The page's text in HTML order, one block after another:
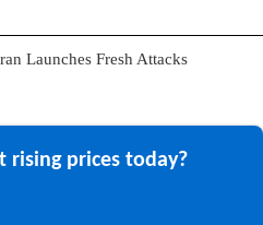
Launches Fresh Attacks
rising prices today?